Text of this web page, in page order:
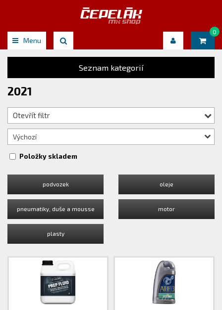
Menu
0
Seznam kategorií
2021
Otevřít filtr
Výchozí
Položky skladem
podvozek oleje
pneumatiky, duše a mousse motor
plasty